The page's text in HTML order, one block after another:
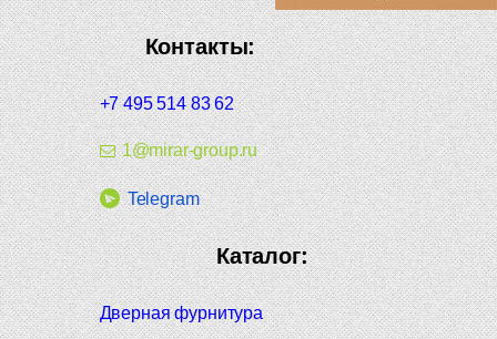
Контакты:
+7 495 514 83 62
1@mirar-group.ru
Telegram
Каталог:
Дверная фурнитура